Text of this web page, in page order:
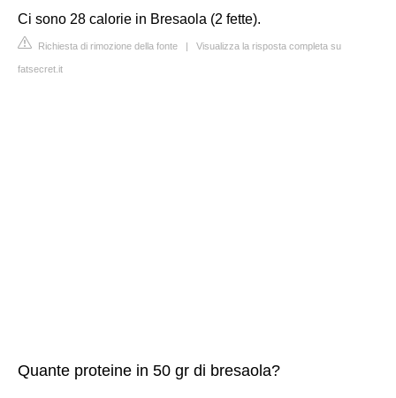
Ci sono 28 calorie in Bresaola (2 fette).
Richiesta di rimozione della fonte | Visualizza la risposta completa su
fatsecret.it
Quante proteine in 50 gr di bresaola?